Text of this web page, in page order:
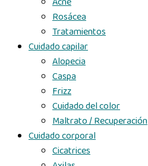
Rosácea
Tratamientos
Cuidado capilar
Alopecia
Caspa
Frizz
Cuidado del color
Maltrato / Recuperación
Cuidado corporal
Cicatrices